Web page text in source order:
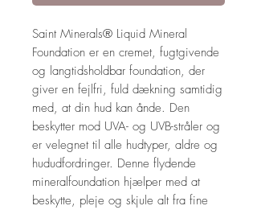
Saint Minerals® Liquid Mineral
Foundation er en cremet, fugtgivende
og langtidsholdbar foundation, der
giver en fejlfri, fuld dækning samtidig
med, at din hud kan ånde. Den
beskytter mod UVA- og UVB-stråler og
er velegnet til alle hudtyper, aldre og
hududfordringer. Denne flydende
mineralfoundation hjælper med at
beskytte, pleje og skjule alt fra fine